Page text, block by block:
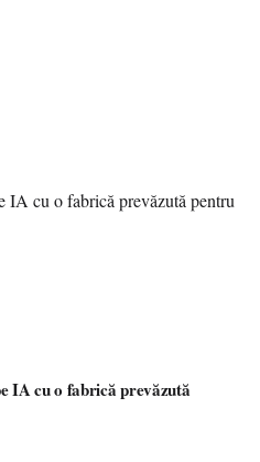
IA cu o fabrică prevăzută